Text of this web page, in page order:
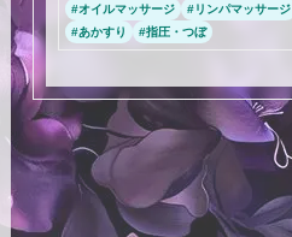
#オイルマッサージ #リンパマッサージ
#あかすり #指圧・つぼ